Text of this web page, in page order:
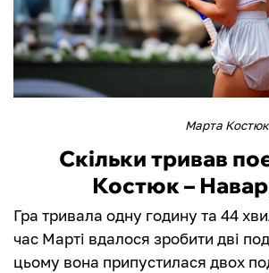
Марта
Скільки тривав
Костюк –
Гра тривала одну годину та 44
час Марті вдалося зробити дві
цьому вона припустилася двох